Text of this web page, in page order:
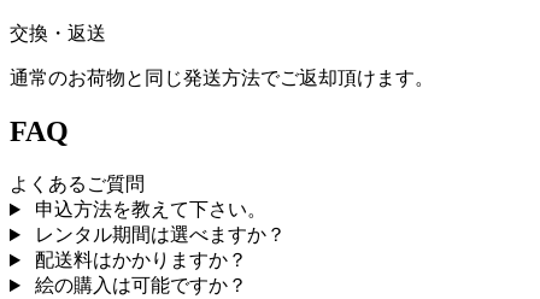
交換・返送
通常のお荷物と同じ発送方法でご返却頂けます。
FAQ
よくあるご質問
申込方法を教えて下さい。
レンタル期間は選べますか？
配送料はかかりますか？
絵の購入は可能ですか？